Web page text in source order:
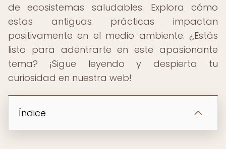
de ecosistemas saludables. Explora cómo
estas antiguas prácticas impactan
positivamente en el medio ambiente. ¿Estás
listo para adentrarte en este apasionante
tema? ¡Sigue leyendo y despierta tu
curiosidad en nuestra web!
Índice